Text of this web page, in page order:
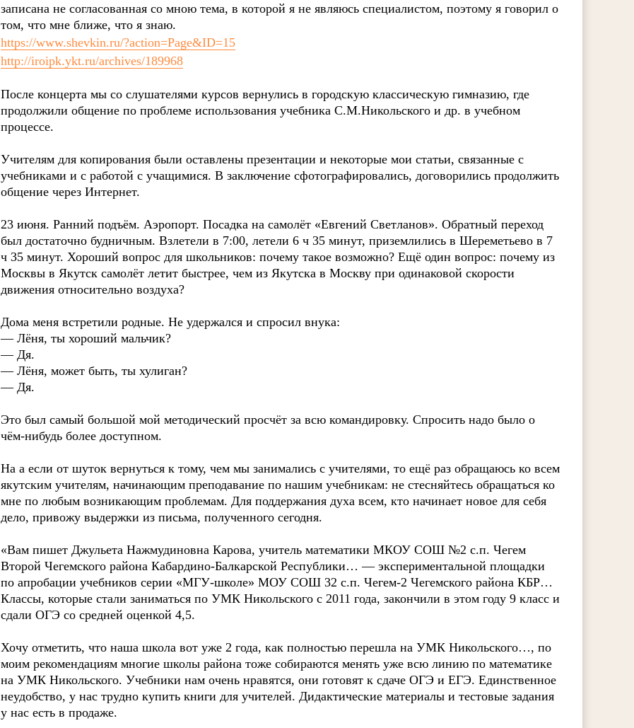
записана не согласованная со мною тема, в которой я не являюсь специалистом, поэтому я говорил о
том, что мне ближе, что я знаю.
https://www.shevkin.ru/?action=Page&ID=15
http://iroipk.ykt.ru/archives/189968
После концерта мы со слушателями курсов вернулись в городскую классическую гимназию, где
продолжили общение по проблеме использования учебника С.М.Никольского и др. в учебном
процессе.
Учителям для копирования были оставлены презентации и некоторые мои статьи, связанные с
учебниками и с работой с учащимися. В заключение сфотографировались, договорились продолжить
общение через Интернет.
23 июня. Ранний подъём. Аэропорт. Посадка на самолёт «Евгений Светланов». Обратный переход
был достаточно будничным. Взлетели в 7:00, летели 6 ч 35 минут, приземлились в Шереметьево в 7
ч 35 минут. Хороший вопрос для школьников: почему такое возможно? Ещё один вопрос: почему из
Москвы в Якутск самолёт летит быстрее, чем из Якутска в Москву при одинаковой скорости
движения относительно воздуха?
Дома меня встретили родные. Не удержался и спросил внука:
— Лёня, ты хороший мальчик?
— Дя.
— Лёня, может быть, ты хулиган?
— Дя.
Это был самый большой мой методический просчёт за всю командировку. Спросить надо было о
чём-нибудь более доступном.
На а если от шуток вернуться к тому, чем мы занимались с учителями, то ещё раз обращаюсь ко всем
якутским учителям, начинающим преподавание по нашим учебникам: не стесняйтесь обращаться ко
мне по любым возникающим проблемам. Для поддержания духа всем, кто начинает новое для себя
дело, привожу выдержки из письма, полученного сегодня.
«Вам пишет Джульета Нажмудиновна Карова, учитель математики МКОУ СОШ №2 с.п. Чегем
Второй Чегемского района Кабардино-Балкарской Республики… — экспериментальной площадки
по апробации учебников серии «МГУ-школе» МОУ СОШ 32 с.п. Чегем-2 Чегемского района КБР…
Классы, которые стали заниматься по УМК Никольского с 2011 года, закончили в этом году 9 класс и
сдали ОГЭ со средней оценкой 4,5.
Хочу отметить, что наша школа вот уже 2 года, как полностью перешла на УМК Никольского…, по
моим рекомендациям многие школы района тоже собираются менять уже всю линию по математике
на УМК Никольского. Учебники нам очень нравятся, они готовят к сдаче ОГЭ и ЕГЭ. Единственное
неудобство, у нас трудно купить книги для учителей. Дидактические материалы и тестовые задания
у нас есть в продаже.